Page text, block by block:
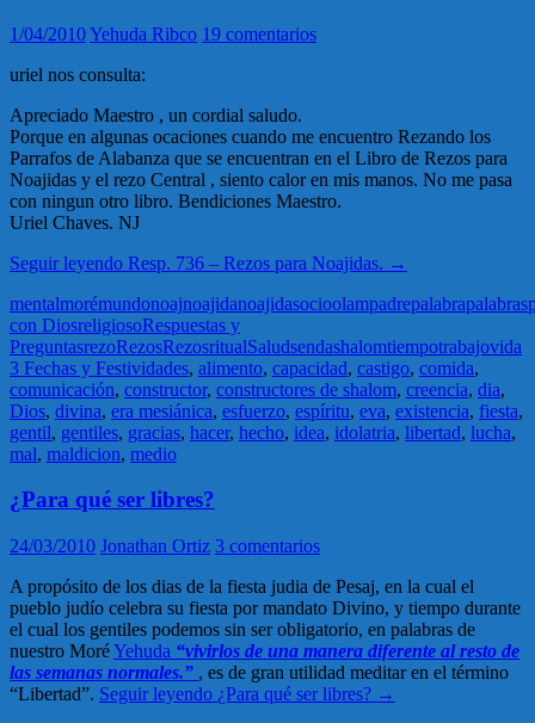
1/04/2010Yehuda Ribco 19 comentarios
uriel nos consulta:
Apreciado Maestro , un cordial saludo.
Porque en algunas ocaciones cuando me encuentro Rezando los
Parrafos de Alabanza que se encuentran en el Libro de Rezos para
Noajidas y el rezo Central , siento calor en mis manos. No me pasa
con ningun otro libro. Bendiciones Maestro.
Uriel Chaves. NJ
Seguir leyendo Resp. 736 – Rezos para Noajidas. →
mentalmorémundonoajnoajidanoajidasocioolampadrepalabrapalabras
con DiosreligiosoRespuestas y
PreguntasrezoRezosRezosritualSaludsendashalomtiempotrabajovida
3 Fechas y Festividades, alimento, capacidad, castigo, comida,
comunicación, constructor, constructores de shalom, creencia, dia,
Dios, divina, era mesiánica, esfuerzo, espíritu, eva, existencia, fiesta,
gentil, gentiles, gracias, hacer, hecho, idea, idolatria, libertad, lucha,
mal, maldicion, medio
¿Para qué ser libres?
24/03/2010 Jonathan Ortiz 3 comentarios
A propósito de los dias de la fiesta judia de Pesaj, en la cual el
pueblo judío celebra su fiesta por mandato Divino, y tiempo durante
el cual los gentiles podemos sin ser obligatorio, en palabras de
nuestro MoréYehuda “vivirlos de una manera diferente al resto de
las semanas normales.” , es de gran utilidad meditar en el término
“Libertad”. Seguir leyendo ¿Para qué ser libres? →